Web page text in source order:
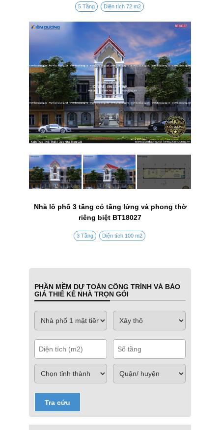
5 Tầng Diện tích 72 m2
Nhà lô phố 3 tầng có tầng lửng và phong thờ
riêng biệt BT18027
3 Tầng Diện tích 100 m2
PHẦN MỀM DỰ TOÁN CÔNG TRÌNH VÀ BÁO
GIÁ THIẾ KẾ NHÀ TRỌN GÓI
Tra cứu